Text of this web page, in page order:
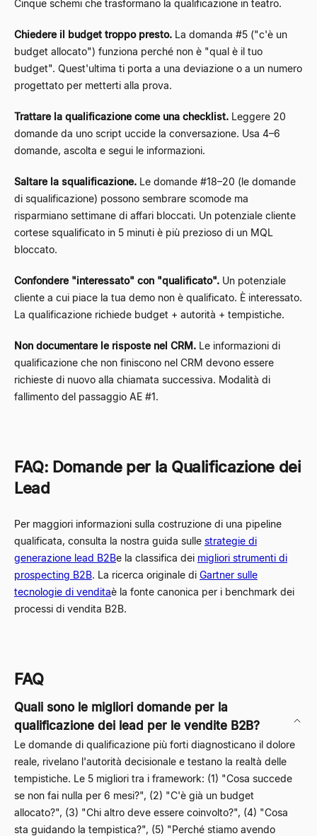
Cinque schemi che trasformano la qualificazione in teatro.
Chiedere il budget troppo presto. La domanda #5 ("c'è un
budget allocato") funziona perché non è "qual è il tuo
budget". Quest'ultima ti porta a una deviazione o a un numero
progettato per metterti alla prova.
Trattare la qualificazione come una checklist. Leggere 20
domande da uno script uccide la conversazione. Usa 4–6
domande, ascolta e segui le informazioni.
Saltare la squalificazione. Le domande #18–20 (le domande
di squalificazione) possono sembrare scomode ma
risparmiano settimane di affari bloccati. Un potenziale cliente
cortese squalificato in 5 minuti è più prezioso di un MQL
bloccato.
Confondere "interessato" con "qualificato". Un potenziale
cliente a cui piace la tua demo non è qualificato. È interessato.
La qualificazione richiede budget + autorità + tempistiche.
Non documentare le risposte nel CRM. Le informazioni di
qualificazione che non finiscono nel CRM devono essere
richieste di nuovo alla chiamata successiva. Modalità di
fallimento del passaggio AE #1.
FAQ: Domande per la Qualificazione dei
Lead
Per maggiori informazioni sulla costruzione di una pipeline
qualificata, consulta la nostra guida sulle strategie di
generazione lead B2Be la classifica dei migliori strumenti di
prospecting B2B. La ricerca originale di Gartner sulle
tecnologie di venditaè la fonte canonica per i benchmark dei
processi di vendita B2B.
FAQ
Quali sono le migliori domande per la
qualificazione dei lead per le vendite B2B?
Le domande di qualificazione più forti diagnosticano il dolore
reale, rivelano l'autorità decisionale e testano la realtà delle
tempistiche. Le 5 migliori tra i framework: (1) "Cosa succede
se non fai nulla per 6 mesi?", (2) "C'è già un budget
allocato?", (3) "Chi altro deve essere coinvolto?", (4) "Cosa
sta guidando la tempistica?", (5) "Perché stiamo avendo